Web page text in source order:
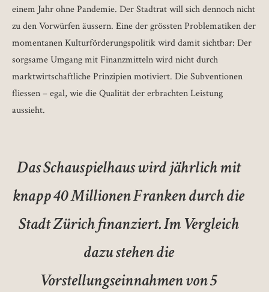
einem Jahr ohne Pandemie. Der Stadtrat will sich dennoch nicht
zu den Vorwürfen äussern. Eine der grössten Problematiken der
momentanen Kulturförderungspolitik wird damit sichtbar: Der
sorgsame Umgang mit Finanzmitteln wird nicht durch
marktwirtschaftliche Prinzipien motiviert. Die Subventionen
fliessen – egal, wie die Qualität der erbrachten Leistung
aussieht.
Das Schauspielhaus wird jährlich mit
knapp 40 Millionen Franken durch die
Stadt Zürich finanziert. Im Vergleich
dazu stehen die
Vorstellungseinnahmen von 5